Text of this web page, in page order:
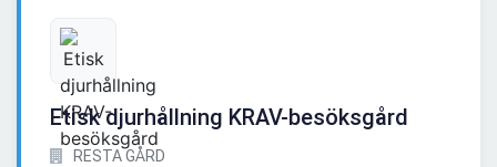
Etisk djurhållning KRAV-besöksgård
RESTA GÅRD